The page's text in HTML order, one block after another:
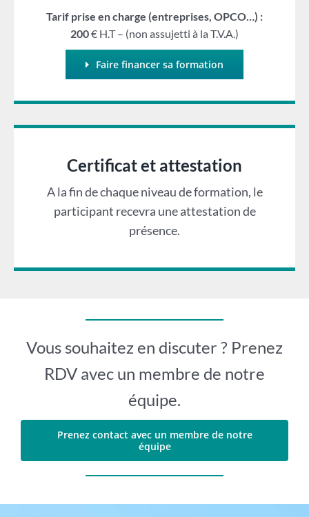
Tarif prise en charge (entreprises, OPCO…) :
200€ H.T – (non assujetti à la T.V.A.)
Faire financer sa formation
Certificat et attestation
A la fin de chaque niveau de formation, le
participant recevra une attestation de
présence.
Vous souhaitez en discuter ? Prenez
RDV avec un membre de notre
équipe.
Prenez contact avec un membre de notre
équipe